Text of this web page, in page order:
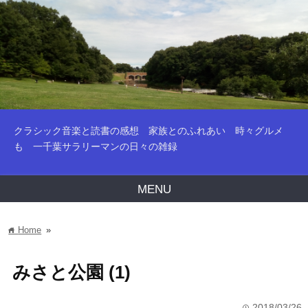
クラシック音楽と読書の感想 家族とのふれあい 時々グルメ
も 一千葉サラリーマンの日々の雑録
MENU
home Home »
みさと公園 (1)